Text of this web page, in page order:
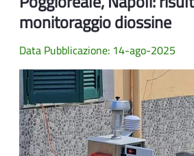
monitoraggio diossine
Data Pubblicazione: 14-ago-2025